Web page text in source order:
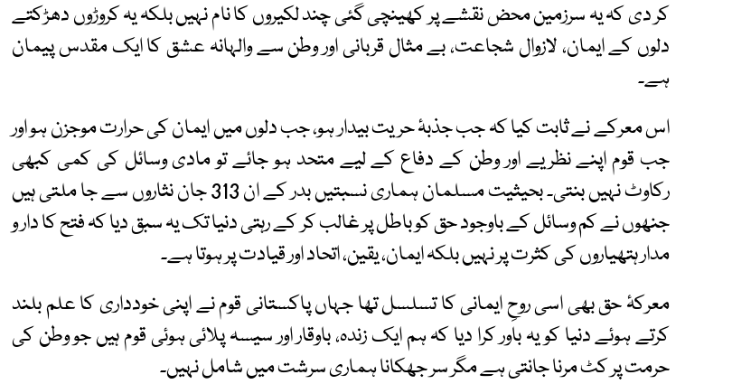
کر دی کہ یہ سرزمین محض نقشے پر کھینچی گئی چند لکیروں کا نام نہیں بلکہ یہ کروڑوں دھڑکتے
دلوں کے ایمان، لازوال شجاعت، بے مثال قربانی اور وطن سے والہانہ عشق کا ایک مقدس پیمان
ہے۔
اس معرکے نے ثابت کیا کہ جب جذبۂ حریت بیدار ہو، جب دلوں میں ایمان کی حرارت موجزن ہو اور
جب قوم اپنے نظریے اور وطن کے دفاع کے لیے متحد ہو جائے تو مادی وسائل کی کمی کبھی
رکاوٹ نہیں بنتی۔ بحیثیت مسلمان ہماری نسبتیں بدر کے ان 313 جان نثاروں سے جا ملتی ہیں
جنھوں نے کم وسائل کے باوجود حق کو باطل پر غالب کر کے رہتی دنیا تک یہ سبق دیا کہ فتح کا دار و
مدار ہتھیاروں کی کثرت پر نہیں بلکہ ایمان، یقین، اتحاد اور قیادت پر ہوتا ہے۔
معرکۂ حق بھی اسی روحِ ایمانی کا تسلسل تھا جہاں پاکستانی قوم نے اپنی خودداری کا علم بلند
کرتے ہوئے دنیا کو یہ باور کرا دیا کہ ہم ایک زندہ، باوقار اور سیسہ پلائی ہوئی قوم ہیں جو وطن کی
حرمت پر کٹ مرنا جانتی ہے مگر سر جھکانا ہماری سرشت میں شامل نہیں۔